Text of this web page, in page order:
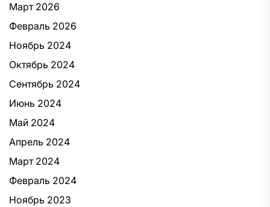
Март 2026
Февраль 2026
Ноябрь 2024
Октябрь 2024
Сентябрь 2024
Июнь 2024
Май 2024
Апрель 2024
Март 2024
Февраль 2024
Ноябрь 2023